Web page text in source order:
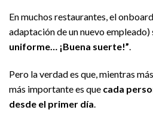
En muchos restaurantes, el
adaptación de un nuevo empleado)
uniforme… ¡Buena suerte!”
Pero la verdad es que, mientras
más importante es que cada
desde el primer día